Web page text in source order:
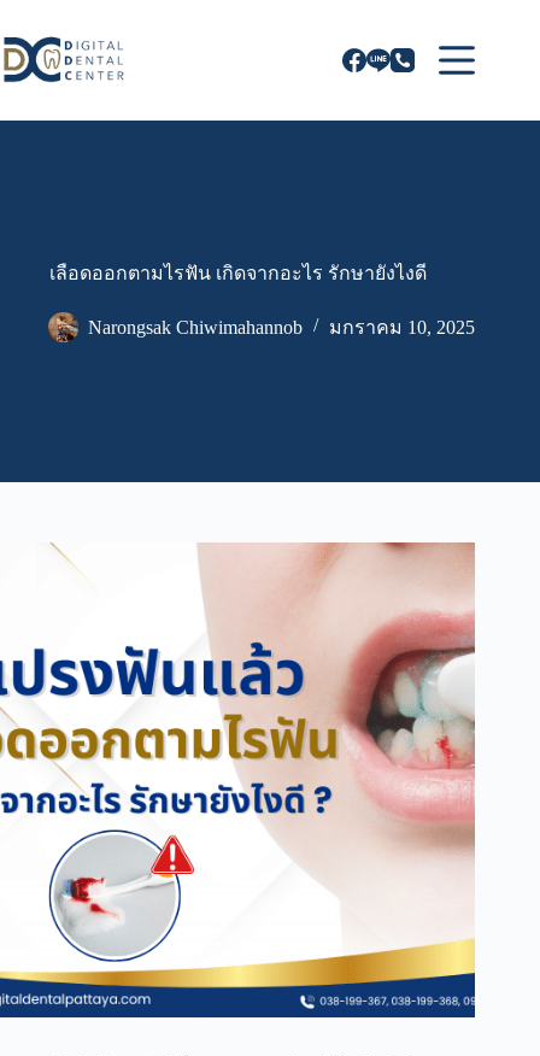
content
เลือดออกตามไรฟัน เกิดจากอะไร รักษายังไงดี
Narongsak Chiwimahannob มกราคม 10, 2025